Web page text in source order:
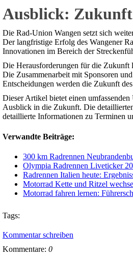
Ausblick: Zukunft
Die Rad-Union Wangen setzt sich
Der langfristige Erfolg des Wangener
Innovationen im Bereich der
Die Herausforderungen für die Zukunft
Die Zusammenarbeit mit Sponsoren
Entscheidungen werden die Zukunft
Dieser Artikel bietet einen
Ausblick in die Zukunft. Die
detaillierte Informationen zu Terminen
Verwandte Beiträge:
300 km Radrennen
Olympia Radrennen Liveticker
Radrennen Italien heute:
Motorrad Kette und Ritzel
Motorrad fahren lernen:
Tags:
Kommentar schreiben
Kommentare: 0